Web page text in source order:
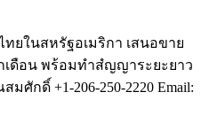
ยในสหรัฐอเมริกา เสนอขาย
ดือน พร้อมทำสํญญาระยะยาว
ศักดิ์ +1-206-250-2220 Email: